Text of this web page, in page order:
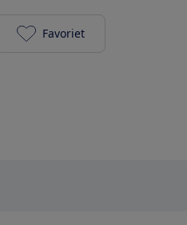
Siemens
Favoriet